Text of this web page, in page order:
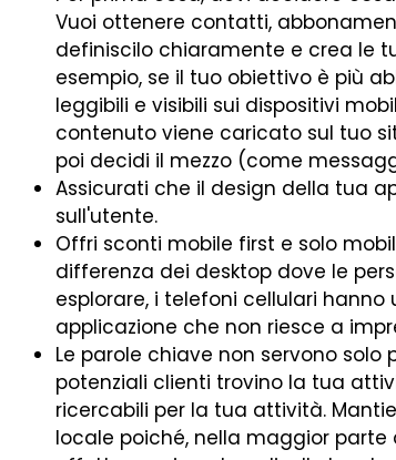
Vuoi ottenere contatti,
definiscilo chiaramente e crea le
esempio, se il tuo obiettivo è più
leggibili e visibili sui dispositivi
contenuto viene caricato sul tuo
poi decidi il mezzo (come
Assicurati che il design della tua
sull'utente.
Offri sconti mobile first e solo
differenza dei desktop dove le
esplorare, i telefoni cellulari
applicazione che non riesce a
Le parole chiave non servono
potenziali clienti trovino la tua
ricercabili per la tua attività.
locale poiché, nella maggior parte